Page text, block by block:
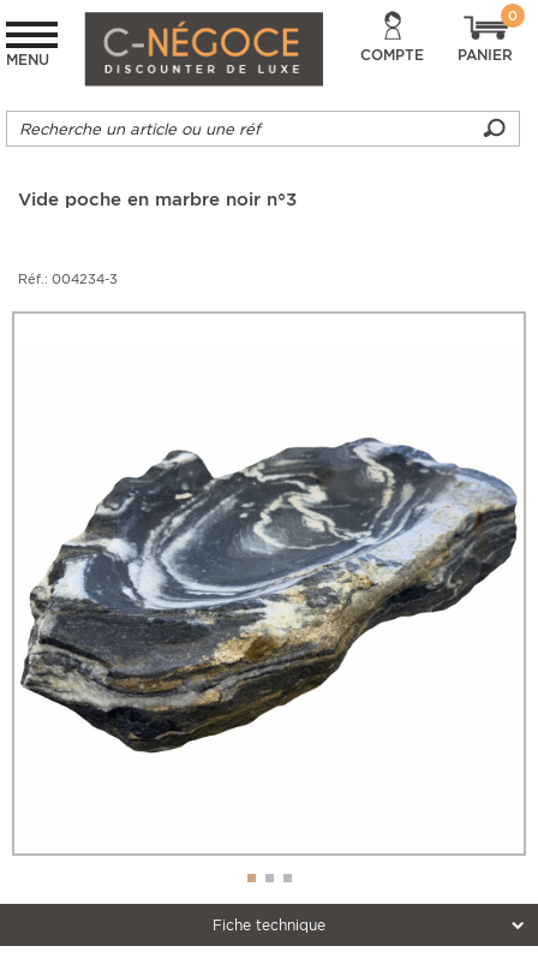
MENU COMPTE PANIER
0
Vide poche en marbre noir n°3
Réf.: 004234-3
Fiche technique